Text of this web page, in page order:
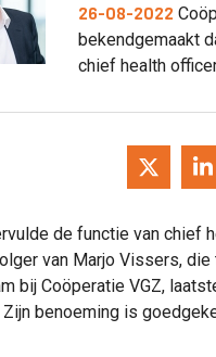
26-08-2022
bekendgemaakt
chief health
de functie van chief
van Marjo Vissers,
bij Coöperatie VGZ,
benoeming is